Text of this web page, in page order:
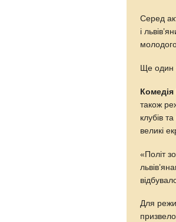
Серед
і
Ще один
також
клубів
великі
«Політ
Для